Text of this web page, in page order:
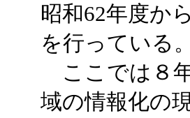
昭和62年度か
を行っている
ここでは８
域の情報化の